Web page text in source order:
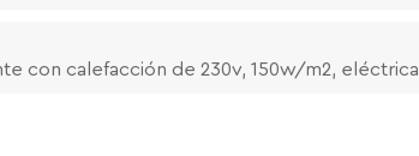
con calefacción de 230v, 150w/m2, eléctrica